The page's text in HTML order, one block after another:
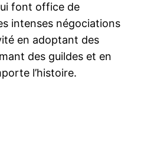
font office de
intenses négociations
en adoptant des
des guildes et en
l’histoire.